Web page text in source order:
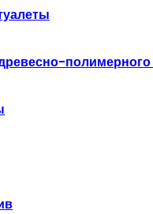
монтажа с заклепками,